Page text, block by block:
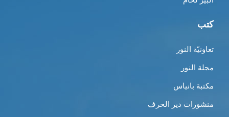
كتب
تعاونيّة النور
مجلة النور
مكتبة بانياس
منشورات دير الحرف